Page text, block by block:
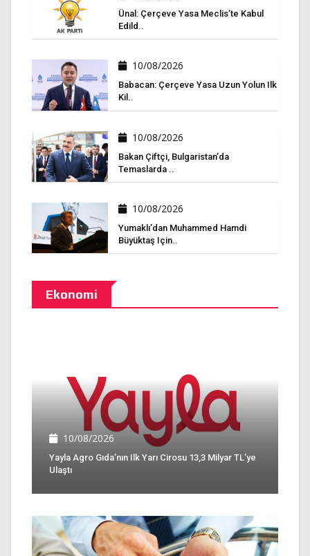
Ünal: Çerçeve Yasa Meclis’te Kabul
Edild..
10/08/2026
Babacan: Çerçeve Yasa Uzun Yolun Ilk
Kil..
10/08/2026
Bakan Çiftçi, Bulgaristan’da
Temaslarda ..
10/08/2026
Yumaklı’dan Muhammed Hamdi
Büyüktaş Için..
Ekonomi
10/08/2026
Yayla Agro Gıda’nın Ilk Yarı Cirosu 13,3 Milyar TL’ye
Ulaştı